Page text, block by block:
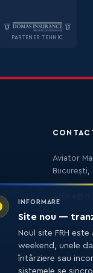
PARTENER TEHNIC
INFORMARE
Site nou —
Noul site FRH
weekend, unele
întârziere sau
sistemele se
Aviator